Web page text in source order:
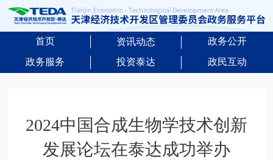
首页 资讯动态
政务公开
政务服务
投资泰达 政民互动
2024中国合成生物学技术创新
发展论坛在泰达成功举办